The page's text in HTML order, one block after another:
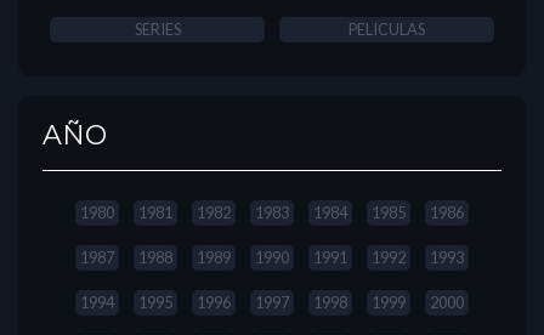
SERIES PELICULAS
AÑO
1980 1981 1982 1983 1984 1985 1986
1987 1988 1989 1990 1991 1992 1993
1994 1995 1996 1997 1998 1999 2000